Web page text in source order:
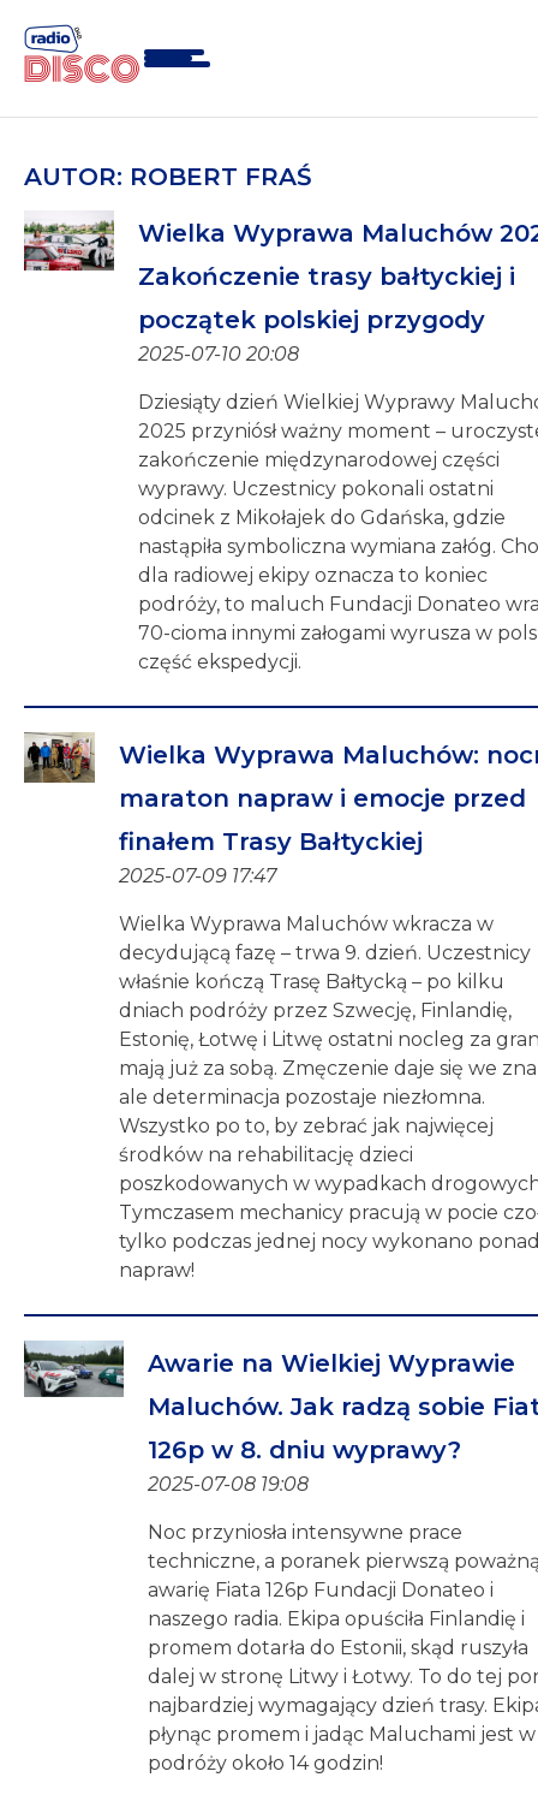
content
AUTOR: ROBERT FRAŚ
Wielka Wyprawa Maluchów
Zakończenie trasy bałtyckiej i
początek polskiej przygody
2025-07-10 20:08
Dziesiąty dzień Wielkiej Wyprawy
2025 przyniósł ważny moment –
zakończenie międzynarodowej części
wyprawy. Uczestnicy pokonali ostatni
odcinek z Mikołajek do Gdańska, gdzie
nastąpiła symboliczna wymiana załóg.
dla radiowej ekipy oznacza to koniec
podróży, to maluch Fundacji Donateo
70-cioma innymi załogami wyrusza w
część ekspedycji.
Wielka Wyprawa Maluchów:
maraton napraw i emocje przed
finałem Trasy Bałtyckiej
2025-07-09 17:47
Wielka Wyprawa Maluchów wkracza w
decydującą fazę – trwa 9. dzień. Uczestnicy
właśnie kończą Trasę Bałtycką – po kilku
dniach podróży przez Szwecję, Finlandię,
Estonię, Łotwę i Litwę ostatni nocleg za
mają już za sobą. Zmęczenie daje się we
ale determinacja pozostaje niezłomna.
Wszystko po to, by zebrać jak najwięcej
środków na rehabilitację dzieci
poszkodowanych w wypadkach
Tymczasem mechanicy pracują w pocie
tylko podczas jednej nocy wykonano
napraw!
Awarie na Wielkiej Wyprawie
Maluchów. Jak radzą sobie
126p w 8. dniu wyprawy?
2025-07-08 19:08
Noc przyniosła intensywne prace
techniczne, a poranek pierwszą
awarię Fiata 126p Fundacji Donateo i
naszego radia. Ekipa opuściła Finlandię i
promem dotarła do Estonii, skąd ruszyła
dalej w stronę Litwy i Łotwy. To do tej
najbardziej wymagający dzień trasy.
płynąc promem i jadąc Maluchami jest w
podróży około 14 godzin!